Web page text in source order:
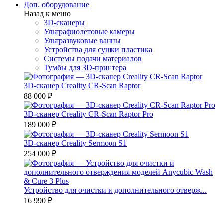
Доп. оборудование
Назад к меню
3D-сканеры
Ультрафиолетовые камеры
Ультразвуковые ванны
Устройства для сушки пластика
Системы подачи материалов
Тумбы для 3D-принтера
3D-сканер Creality CR-Scan Raptor
88 000 ₽
3D-сканер Creality CR-Scan Raptor Pro
189 000 ₽
3D-сканер Creality Sermoon S1
254 000 ₽
Устройство для очистки и дополнительного отверж...
16 990 ₽